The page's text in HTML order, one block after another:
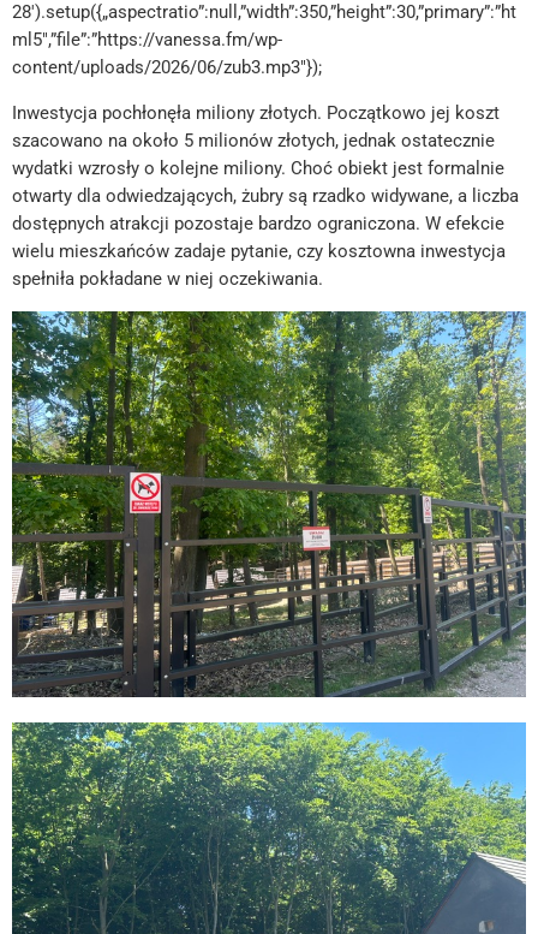
28′).setup({„aspectratio”:null,”width”:350,”height”:30,”primary”:”ht
ml5″,”file”:”https://vanessa.fm/wp-
content/uploads/2026/06/zub3.mp3″});
Inwestycja pochłonęła miliony złotych. Początkowo jej koszt
szacowano na około 5 milionów złotych, jednak ostatecznie
wydatki wzrosły o kolejne miliony. Choć obiekt jest formalnie
otwarty dla odwiedzających, żubry są rzadko widywane, a liczba
dostępnych atrakcji pozostaje bardzo ograniczona. W efekcie
wielu mieszkańców zadaje pytanie, czy kosztowna inwestycja
spełniła pokładane w niej oczekiwania.